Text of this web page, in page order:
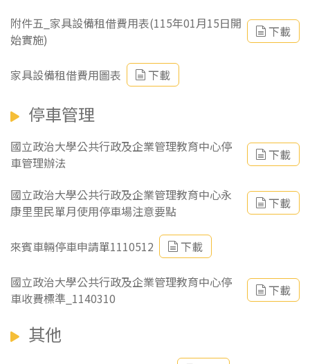
附件五_家具設備租借費用表(115年01月15日開
始實施)
下載
家具設備租借費用圖表 下載
停車管理
國立政治大學公共行政及企業管理教育中心停
車管理辦法
下載
國立政治大學公共行政及企業管理教育中心永
康里里民單月使用停車場注意要點
下載
來賓車輛停車申請單1110512 下載
國立政治大學公共行政及企業管理教育中心停
車收費標準_1140310
下載
其他